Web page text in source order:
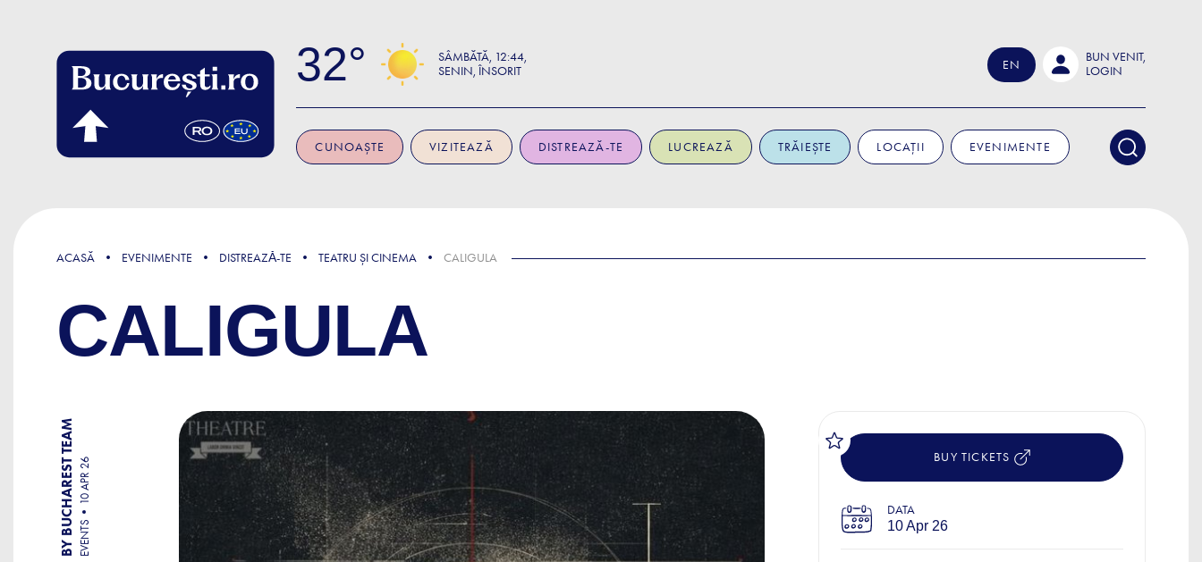
32 SÂMBĂTĂ 12:44
SENIN, ÎNSORIT
EN
BUN VENIT,
LOGIN
CUNOAȘTE VIZITEAZĂ DISTREAZĂ-TE LUCREAZĂ TRĂIEȘTE LOCAȚII EVENIMENTE
ACASĂ EVENIMENTE DISTREAZǍ-TE TEATRU ȘI CINEMA CALIGULA
CALIGULA
BY BUCHAREST TEAM EVENTS
10 APR 26 BUY TICKETS
DATA
10 Apr 26